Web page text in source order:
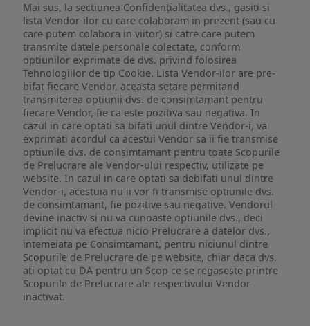
Mai sus, la sectiunea Confidențialitatea dvs., gasiti si
lista Vendor-ilor cu care colaboram in prezent (sau cu
care putem colabora in viitor) si catre care putem
transmite datele personale colectate, conform
optiunilor exprimate de dvs. privind folosirea
Tehnologiilor de tip Cookie. Lista Vendor-ilor are pre-
bifat fiecare Vendor, aceasta setare permitand
transmiterea optiunii dvs. de consimtamant pentru
fiecare Vendor, fie ca este pozitiva sau negativa. In
cazul in care optati sa bifati unul dintre Vendor-i, va
exprimati acordul ca acestui Vendor sa ii fie transmise
optiunile dvs. de consimtamant pentru toate Scopurile
de Prelucrare ale Vendor-ului respectiv, utilizate pe
website. In cazul in care optati sa debifati unul dintre
Vendor-i, acestuia nu ii vor fi transmise optiunile dvs.
de consimtamant, fie pozitive sau negative. Vendorul
devine inactiv si nu va cunoaste optiunile dvs., deci
implicit nu va efectua nicio Prelucrare a datelor dvs.,
intemeiata pe Consimtamant, pentru niciunul dintre
Scopurile de Prelucrare de pe website, chiar daca dvs.
ati optat cu DA pentru un Scop ce se regaseste printre
Scopurile de Prelucrare ale respectivului Vendor
inactivat.